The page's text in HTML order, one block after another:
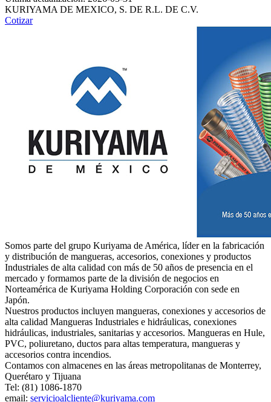
KURIYAMA DE MEXICO, S. DE R.L. DE C.V.
Cotizar
Somos parte del grupo Kuriyama de América, líder en la fabricación
y distribución de mangueras, accesorios, conexiones y productos
Industriales de alta calidad con más de 50 años de presencia en el
mercado y formamos parte de la división de negocios en
Norteamérica de Kuriyama Holding Corporación con sede en
Japón.
Nuestros productos incluyen mangueras, conexiones y accesorios de
alta calidad Mangueras Industriales e hidráulicas, conexiones
hidráulicas, industriales, sanitarias y accesorios. Mangueras en Hule,
PVC, poliuretano, ductos para altas temperatura, mangueras y
accesorios contra incendios.
Contamos con almacenes en las áreas metropolitanas de Monterrey,
Querétaro y Tijuana
Tel: (81) 1086-1870
email: servicioalcliente@kuriyama.com